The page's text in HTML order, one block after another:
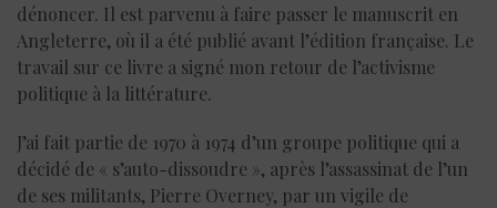
dénoncer. Il est parvenu à faire passer le manuscrit en
Angleterre, où il a été publié avant l’édition française. Le
travail sur ce livre a signé mon retour de l’activisme
politique à la littérature.
J’ai fait partie de 1970 à 1974 d’un groupe politique qui a
décidé de « s’auto-dissoudre », après l’assassinat de l’un
de ses militants, Pierre Overney, par un vigile de